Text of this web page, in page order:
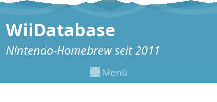
Zum Inhalt springen
WiiDatabase
Nintendo-Homebrew seit 2011
Menü